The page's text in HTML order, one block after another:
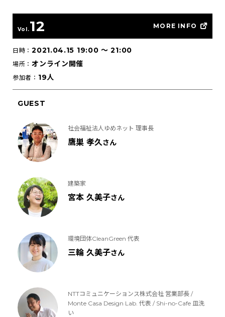
Vol.12 MORE INFO
日時：2021.04.15 19:00〜 21:00
場所：オンライン開催
参加者： 19人
GUEST
社会福祉法人ゆめネット 理事長
鷹巣 孝久さん
建築家
宮本 久美子さん
環境団体CleanGreen 代表
三輪 久美子さん
NTTコミュニケーションス株式会社 営業部長 /
Monte Casa Design Lab. 代表 / Shi-no-Cafe 皿洗
い